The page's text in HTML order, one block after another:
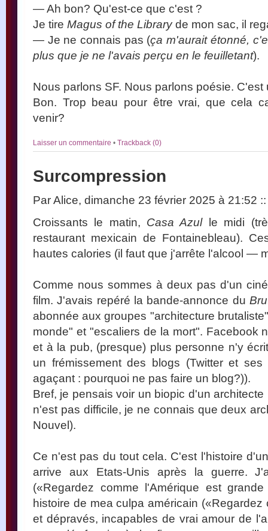
— Ah bon? Qu'est-ce que c'est ?
Je tire Magus of the Libraryde mon sac, il
— Je ne connais pas (ça m'aurait étonné,
plus que je ne l'avais perçu en le feuilletant).
Nous parlons SF. Nous parlons poésie.
Bon. Trop beau pour être vrai, que cela
venir?
Laisser un commentaire • Trackback (0)
Surcompression
Par Alice, dimanche 23 février 2025 à 21:52 ::
Croissants le matin, Casa Azulle midi
restaurant mexicain de Fontainebleau).
hautes calories (il faut que j'arrête l'alcool —
Comme nous sommes à deux pas d'un
film. J'avais repéré la bande-annonce du
abonnée aux groupes "architecture
monde" et "escaliers de la mort".
et à la pub, (presque) plus personne n'y
un frémissement des blogs (Twitter et
agaçant : pourquoi ne pas faire un blog?)).
Bref, je pensais voir un biopic d'un
n'est pas difficile, je ne connais que deux
Nouvel).
Ce n'est pas du tout cela. C'est l'histoire
arrive aux Etats-Unis après la guerre.
(«Regardez comme l'Amérique est
histoire de mea culpa américain
et dépravés, incapables de vrai amour de